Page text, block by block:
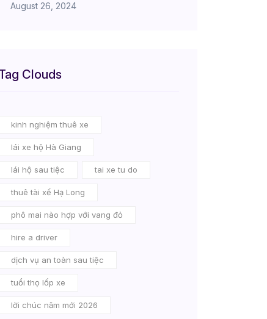
August 26, 2024
Clouds
kinh nghiệm thuê xe
lái xe hộ Hà Giang
lái hộ sau tiệc tai xe tu do
thuê tài xế Hạ Long
phô mai nào hợp với vang đỏ
hire a driver
dịch vụ an toàn sau tiệc
tuổi thọ lốp xe
lời chúc năm mới 2026